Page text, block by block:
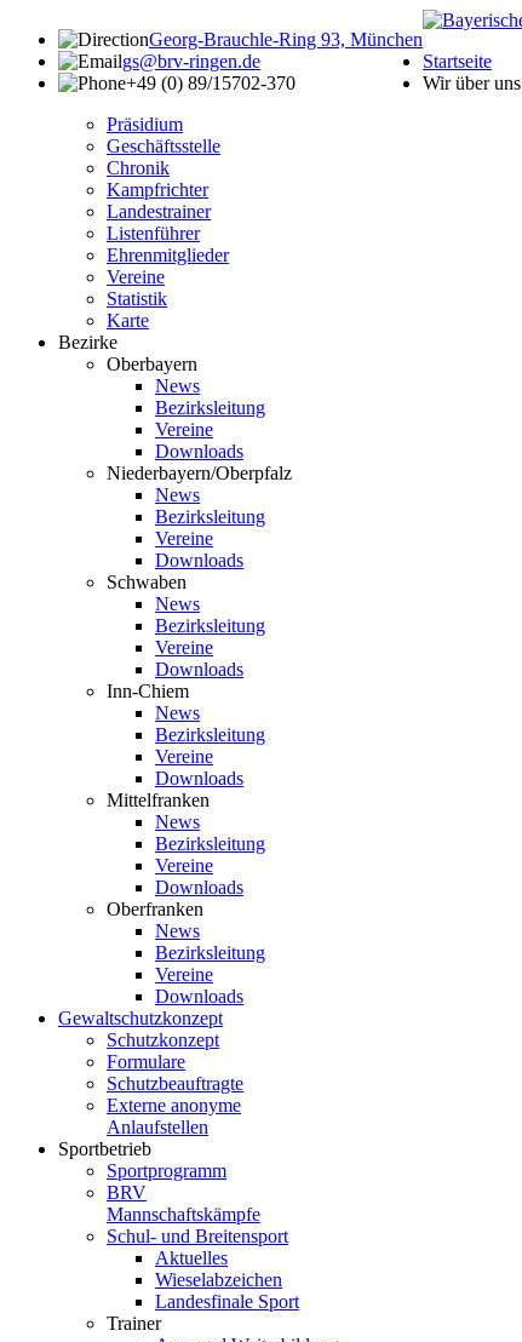
Georg-Brauchle-Ring 93, München
gs@brv-ringen.de
+49 (0) 89/15702-370
Startseite
Wir über uns
Präsidium
Geschäftsstelle
Chronik
Kampfrichter
Landestrainer
Listenführer
Ehrenmitglieder
Vereine
Statistik
Karte
Bezirke
Oberbayern
News
Bezirksleitung
Vereine
Downloads
Niederbayern/Oberpfalz
News
Bezirksleitung
Vereine
Downloads
Schwaben
News
Bezirksleitung
Vereine
Downloads
Inn-Chiem
News
Bezirksleitung
Vereine
Downloads
Mittelfranken
News
Bezirksleitung
Vereine
Downloads
Oberfranken
News
Bezirksleitung
Vereine
Downloads
Gewaltschutzkonzept
Schutzkonzept
Formulare
Schutzbeauftragte
Externe anonyme
Anlaufstellen
Sportbetrieb
Sportprogramm
BRV
Mannschaftskämpfe
Schul- und Breitensport
Aktuelles
Wieselabzeichen
Landesfinale Sport
Trainer